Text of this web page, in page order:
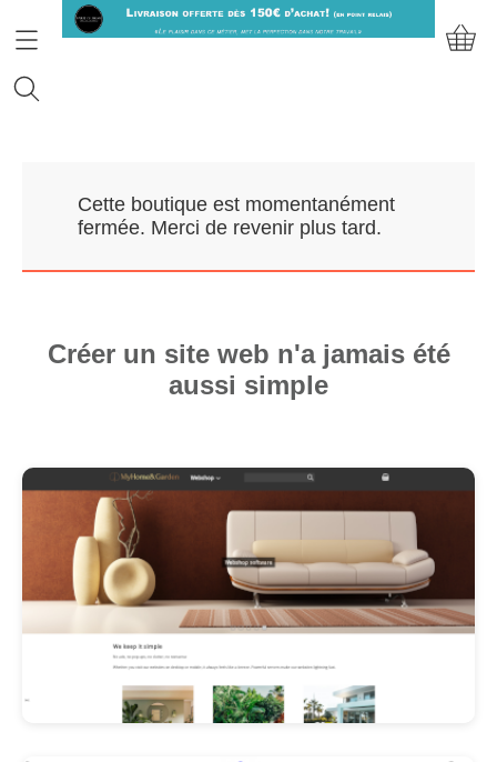
Prendre RDV
Nos Marques
Contact
E-Boutique
Les Promos!
Polishangel Belgium
Cette boutique est momentanément
fermée. Merci de revenir plus tard.
Créer un site web n'a jamais été
aussi simple